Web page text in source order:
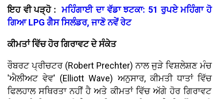
ਇਹ ਵੀ ਪੜ੍ਹੋ : ਮਹਿੰਗਾਈ ਦਾ ਵੱਡਾ ਝਟਕਾ: 51 ਰੁਪਏ ਮਹਿੰਗਾ ਹੋ
ਗਿਆ LPG ਗੈਸ ਸਿਲੰਡਰ, ਜਾਣੋ ਨਵੇਂ ਰੇਟ
ਕੀਮਤਾਂ ਵਿੱਚ ਹੋਰ ਗਿਰਾਵਟ ਦੇ ਸੰਕੇਤ
ਰੌਬਰਟ ਪ੍ਰੀਚਟਰ (Robert Prechter) ਨਾਲ ਜੁੜੇ ਵਿਸ਼ਲੇਸ਼ਣ ਮੰਚ
'ਐਲੀਅਟ ਵੇਵ' (Elliott Wave) ਅਨੁਸਾਰ, ਕੀਮਤੀ ਧਾਤਾਂ ਵਿੱਚ
ਫਿਲਹਾਲ ਸਥਿਰਤਾ ਨਹੀਂ ਹੈ ਅਤੇ ਕੀਮਤਾਂ ਵਿੱਚ ਅੱਗੇ ਹੋਰ ਗਿਰਾਵਟ